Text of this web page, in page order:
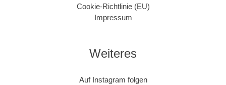
Cookie-Richtlinie (EU)
Impressum
Weiteres
Auf Instagram folgen